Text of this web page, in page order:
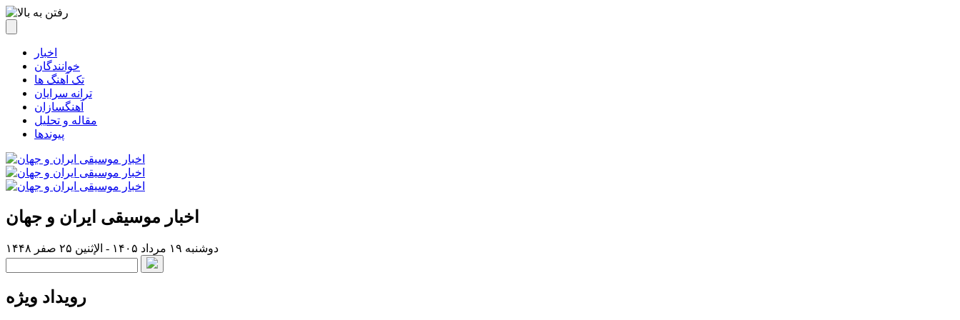
اخبار
خوانندگان
تک آهنگ ها
ترانه سرایان
آهنگسازان
مقاله و تحلیل
پیوندها
اخبار موسیقی ایران و جهان
دوشنبه ۱۹ مرداد ۱۴۰۵ - الإثنين ۲۵ صفر ۱۴۴۸
رویداد ویژه